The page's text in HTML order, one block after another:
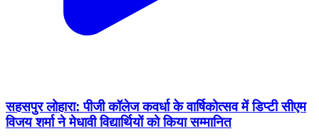
सहसपुर लोहारा: पीजी कॉलेज कवर्धा के वार्षिकोत्सव में डिप्टी सीएम
विजय शर्मा ने मेधावी विद्यार्थियों को किया सम्मानित